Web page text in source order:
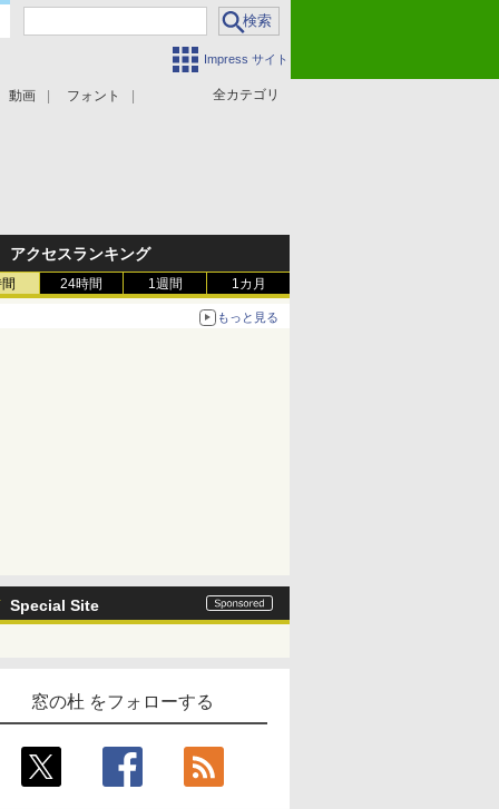
Impress サイト
全カテゴリ
動画 フォント
アクセスランキング
24時間 1週間 1カ月
もっと見る
Special Site
窓の杜 をフォローする